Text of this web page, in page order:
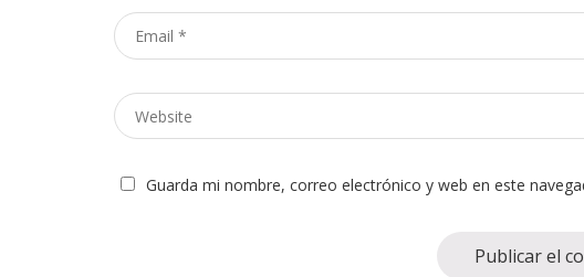
Email
Website
Guarda mi nombre, correo electrónico y web en este